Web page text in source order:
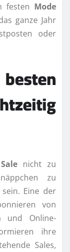
festen Mode
ganze Jahr
oder
nicht zu
zu
Eine der
von
und Online-
ihre
Sales,